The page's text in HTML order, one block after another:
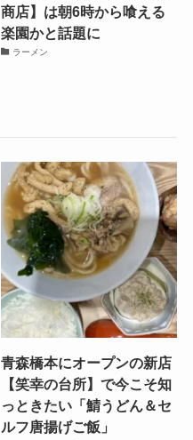
商店】は朝6時から喰える
楽園かと話題に
ラーメン
青森橋本にオープンの新店
【笑幸の台所】で今こそ知
っときたい「鯖うどん＆セ
ルフ唐揚げご飯」